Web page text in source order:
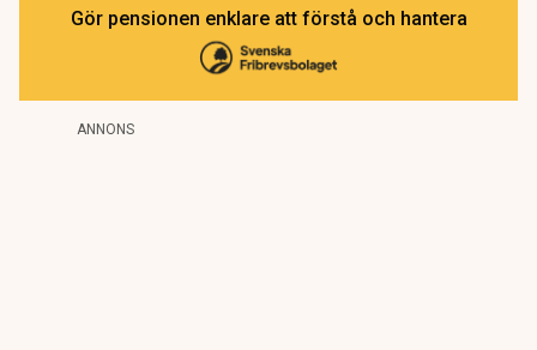
Gör pensionen enklare att förstå och hantera
ANNONS